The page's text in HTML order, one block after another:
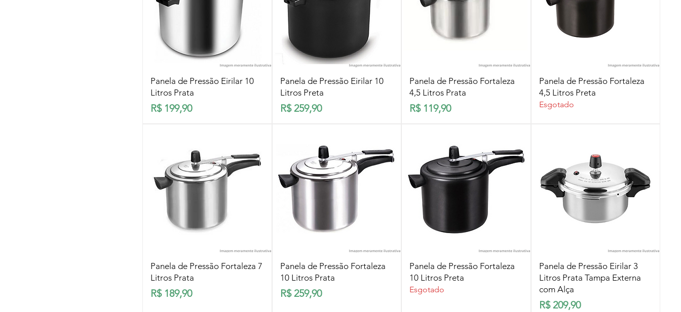
Visualização rápida
Panela de Pressão Eirilar 10
Litros Prata
Preço
R$ 199,90
Visualização rápida
Panela de Pressão Eirilar 10
Litros Preta
Preço
R$ 259,90
Visualização rápida
Panela de Pressão Fortaleza
4,5 Litros Prata
Preço
R$ 119,90
Visualização rápida
Panela de Pressão Fortaleza
4,5 Litros Preta
Esgotado
Visualização rápida
Panela de Pressão Fortaleza 7
Litros Prata
Preço
R$ 189,90
Visualização rápida
Panela de Pressão Fortaleza
10 Litros Prata
Preço
R$ 259,90
Visualização rápida
Panela de Pressão Fortaleza
10 Litros Preta
Esgotado
Visualização rápida
Panela de Pressão Eirilar 3
Litros Prata Tampa Externa
com Alça
Preço
R$ 209,90